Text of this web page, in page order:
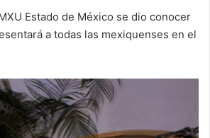
Estado de México se dio conocer
a todas las mexiquenses en el